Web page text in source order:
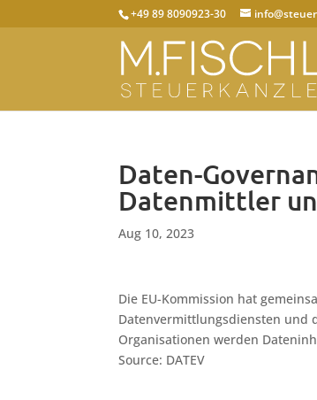
+49 89 8090923-30
Daten-
Datenmittler
Aug 10, 2023
Die EU-Kommission hat
Datenvermittlungsdiensten und
Organisationen werden
Source: DATEV